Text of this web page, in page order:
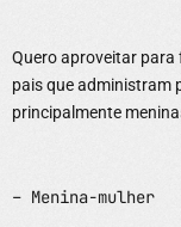
Quero aproveitar para
pais que administram
principalmente
– Menina-mulher